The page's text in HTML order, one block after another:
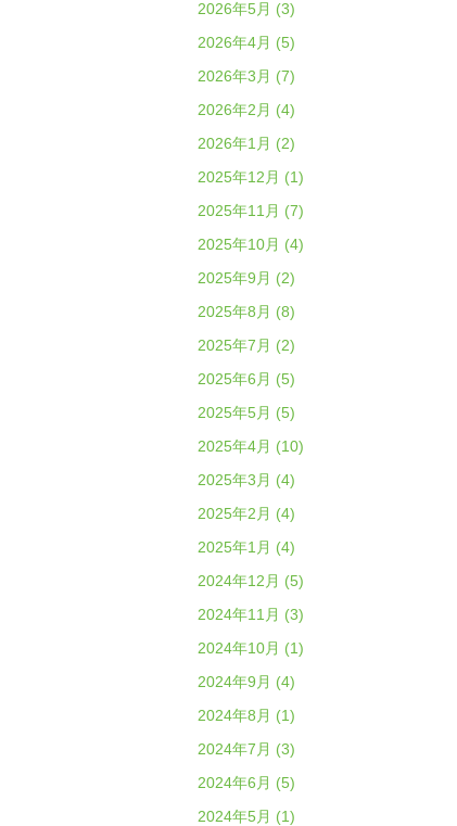
2026年5月 (3)
2026年4月 (5)
2026年3月 (7)
2026年2月 (4)
2026年1月 (2)
2025年12月 (1)
2025年11月 (7)
2025年10月 (4)
2025年9月 (2)
2025年8月 (8)
2025年7月 (2)
2025年6月 (5)
2025年5月 (5)
2025年4月 (10)
2025年3月 (4)
2025年2月 (4)
2025年1月 (4)
2024年12月 (5)
2024年11月 (3)
2024年10月 (1)
2024年9月 (4)
2024年8月 (1)
2024年7月 (3)
2024年6月 (5)
2024年5月 (1)